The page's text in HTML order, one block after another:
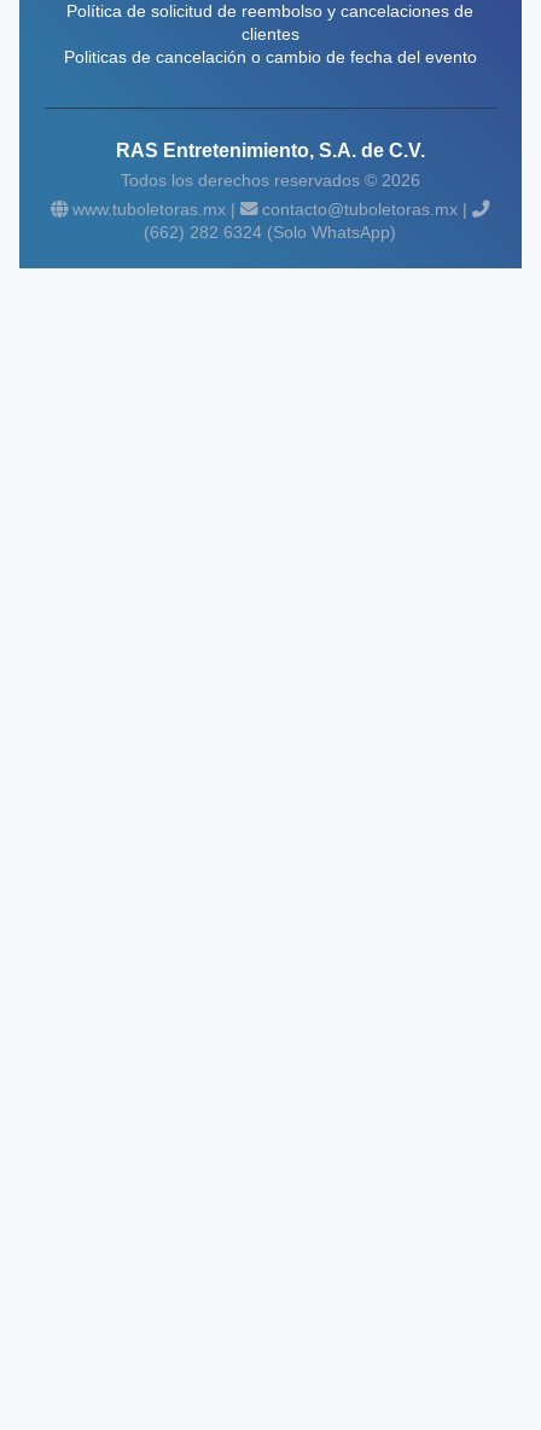
Política de solicitud de reembolso y cancelaciones de
clientes
Politicas de cancelación o cambio de fecha del evento
RAS Entretenimiento, S.A. de C.V.
Todos los derechos reservados © 2026
www.tuboletoras.mx |
contacto@tuboletoras.mx |
(662) 282 6324 (Solo WhatsApp)